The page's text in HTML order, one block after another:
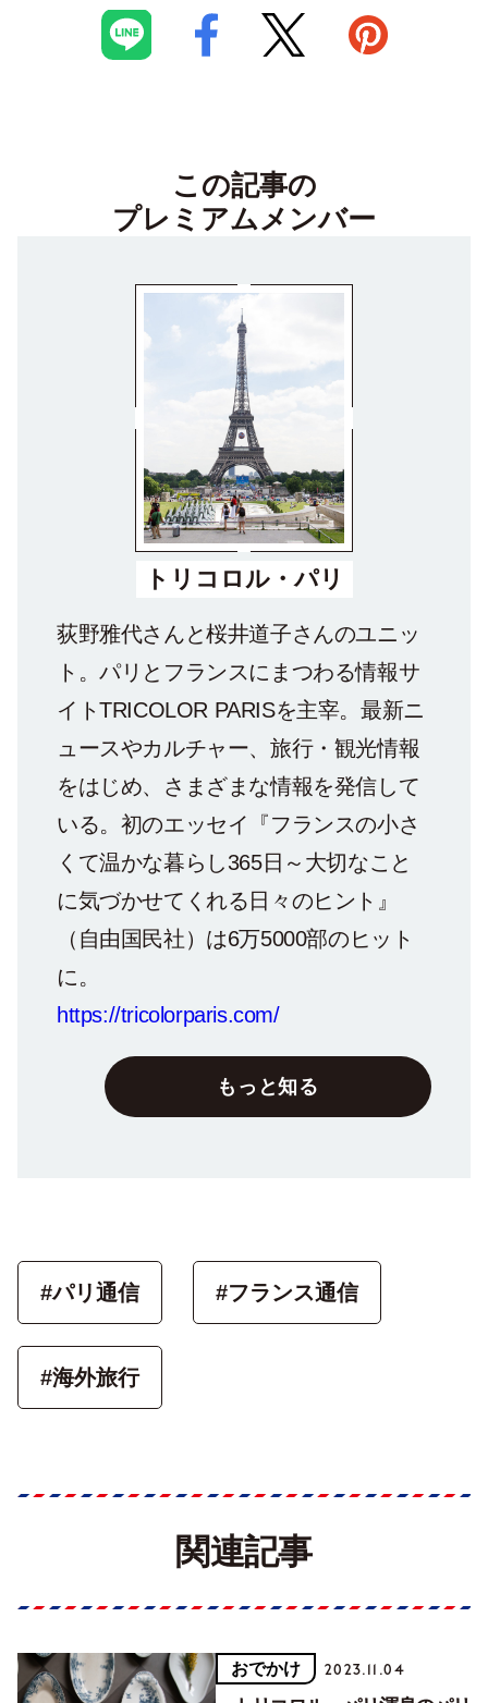
この記事の
プレミアムメンバー
トリコロル・パリ
荻野雅代さんと桜井道子さんのユニッ
ト。パリとフランスにまつわる情報サ
イトTRICOLOR PARISを主宰。最新ニ
ュースやカルチャー、旅行・観光情報
をはじめ、さまざまな情報を発信して
いる。初のエッセイ『フランスの小さ
くて温かな暮らし365日～大切なこと
に気づかせてくれる日々のヒント』
（自由国民社）は6万5000部のヒット
に。
https://tricolorparis.com/
もっと知る
#パリ通信 #フランス通信
#海外旅行
関連記事
おでかけ 2023.11.04